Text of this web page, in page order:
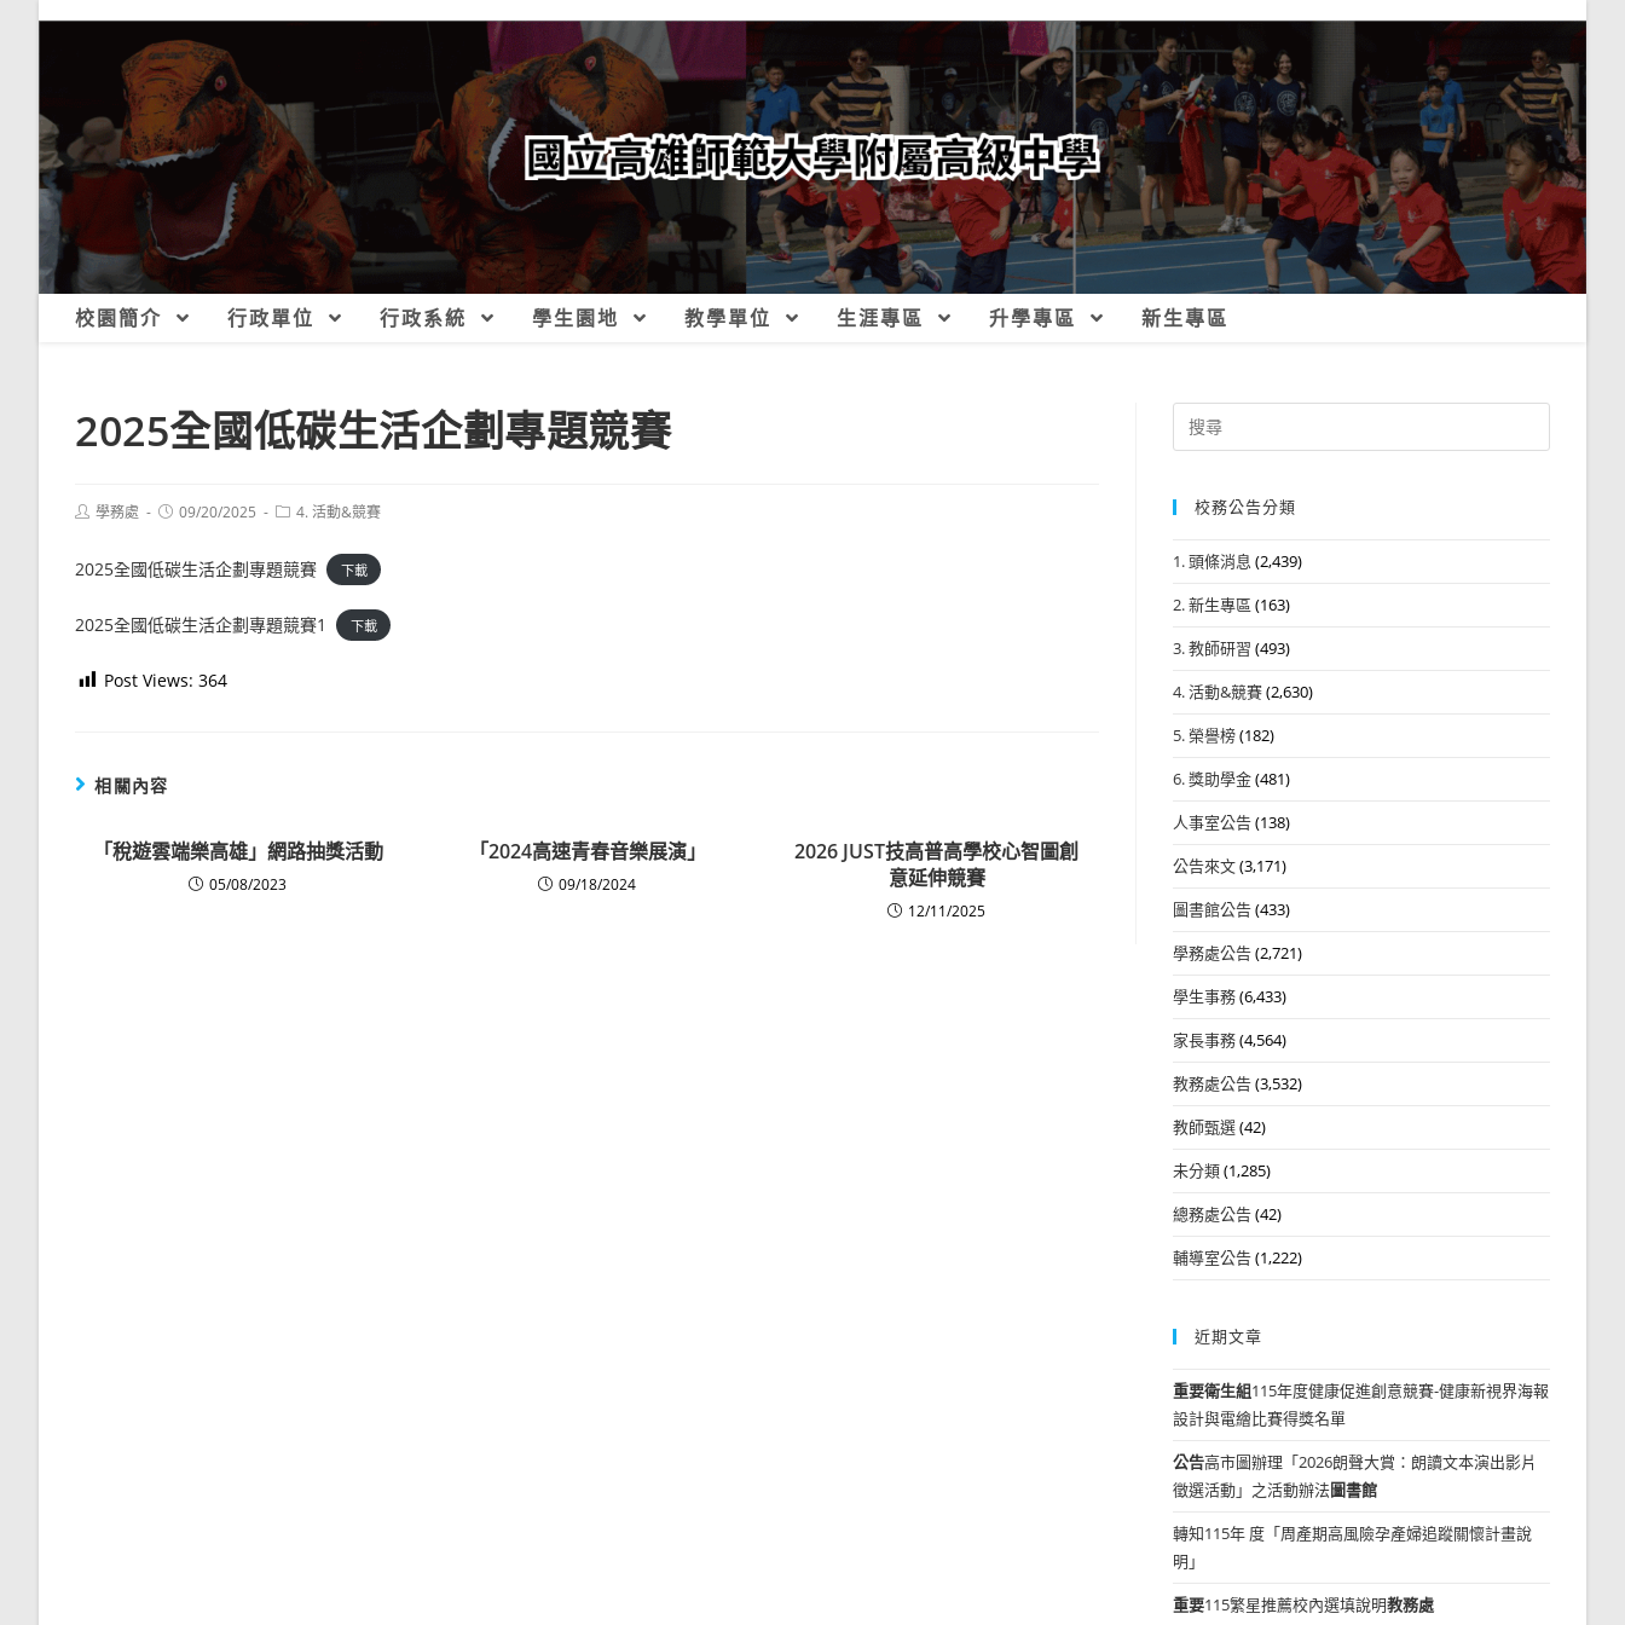
校園簡介 行政單位 行政系統 學生園地 教學單位 生涯專區 升學專區 新生專區
2025全國低碳生活企劃專題競賽
Post學務處
Post09/20/2025
Post4. 活動&競賽
2025全國低碳生活企劃專題競賽 下載
2025全國低碳生活企劃專題競賽1 下載
Post Views: 364
相關內容
「稅遊雲端樂高雄」網路抽獎活動
05/08/2023
「2024高速青春音樂展演」
09/18/2024
2026 JUST技高普高學校心智圖創
意延伸競賽
12/11/2025
Search
for:
校務公告分類
1. 頭條消息 (2,439)
2. 新生專區 (163)
3. 教師研習 (493)
4. 活動&競賽(2,630)
5. 榮譽榜(182)
6. 獎助學金(481)
人事室公告(138)
公告來文(3,171)
圖書館公告(433)
學務處公告(2,721)
學生事務(6,433)
家長事務(4,564)
教務處公告(3,532)
教師甄選(42)
未分類(1,285)
總務處公告(42)
輔導室公告(1,222)
近期文章
重要衛生組115年度健康促進創意競賽-健康新視界海報
設計與電繪比賽得獎名單
公告高市圖辦理「2026朗聲大賞：朗讀文本演出影片
徵選活動」之活動辦法圖書館
轉知115年 度「周產期高風險孕產婦追蹤關懷計畫說
明」
重要115繁星推薦校內選填說明教務處